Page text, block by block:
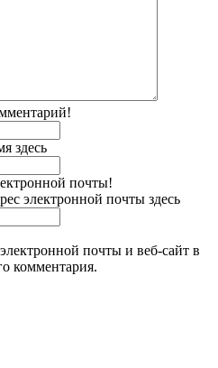
здесь
почты!
электронной почты здесь
почты и веб-сайт в
комментария.